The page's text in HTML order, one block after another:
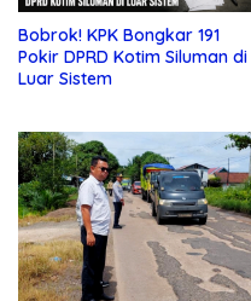
Bobrok! KPK Bongkar 191
Pokir DPRD Kotim Siluman di
Luar Sistem